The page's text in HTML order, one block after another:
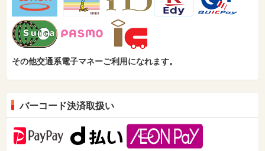
その他交通系電子マネーご利用になれます。
バーコード決済取扱い